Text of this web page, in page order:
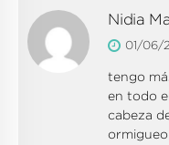
Nidia
01/06/
tengo
en todo
cabeza